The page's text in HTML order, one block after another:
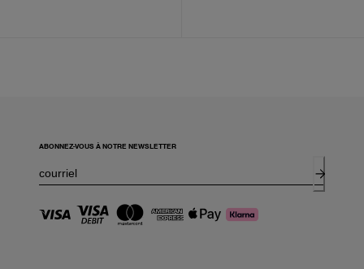
ABONNEZ-VOUS À NOTRE NEWSLETTER